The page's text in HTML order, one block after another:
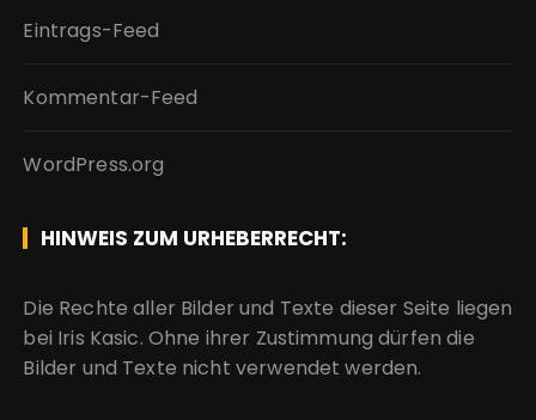
Eintrags-Feed
Kommentar-Feed
WordPress.org
HINWEIS ZUM URHEBERRECHT:
Die Rechte aller Bilder und Texte dieser Seite liegen
bei Iris Kasic. Ohne ihrer Zustimmung dürfen die
Bilder und Texte nicht verwendet werden.